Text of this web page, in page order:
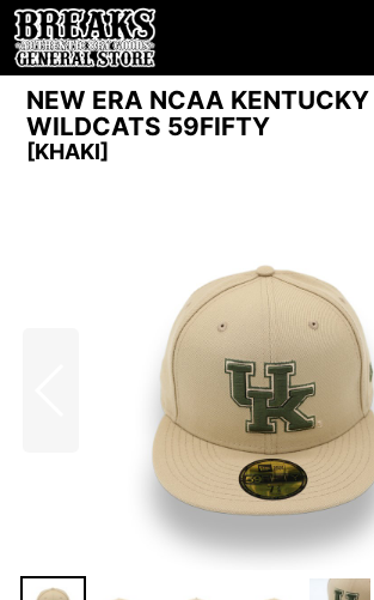
NEW ERA NCAA KENTUCKY
WILDCATS 59FIFTY
[KHAKI]